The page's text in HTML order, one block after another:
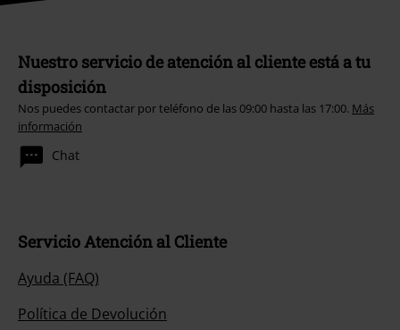
Nuestro servicio de atención al cliente está a tu
disposición
Nos puedes contactar por teléfono de las 09:00 hasta las 17:00. Más
información
Chat
Servicio Atención al Cliente
Ayuda (FAQ)
Política de Devolución